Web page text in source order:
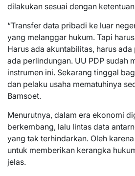
dilakukan sesuai dengan ketentuan
“Transfer data pribadi ke luar
yang melanggar hukum. Tapi
Harus ada akuntabilitas, harus
ada perlindungan. UU PDP sudah
instrumen ini. Sekarang tinggal
dan pelaku usaha mematuhinya
Bamsoet.
Menurutnya, dalam era ekonomi
berkembang, lalu lintas data
yang tak terhindarkan. Oleh
untuk memberikan kerangka
jelas.